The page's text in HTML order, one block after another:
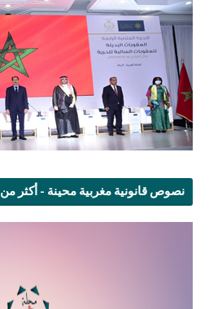
نصوص قانونية مغربية محينة - أكثر من 150 نص قانوني